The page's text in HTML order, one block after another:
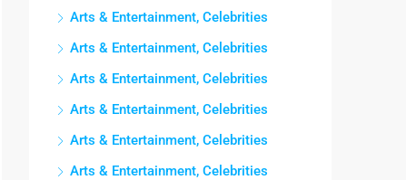
Arts & Entertainment, Celebrities
Arts & Entertainment, Celebrities
Arts & Entertainment, Celebrities
Arts & Entertainment, Celebrities
Arts & Entertainment, Celebrities
Arts & Entertainment, Celebrities